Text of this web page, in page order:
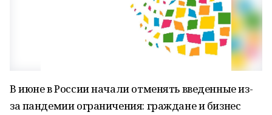
В июне в России начали отменять введенные из-
за пандемии ограничения: граждане и бизнес